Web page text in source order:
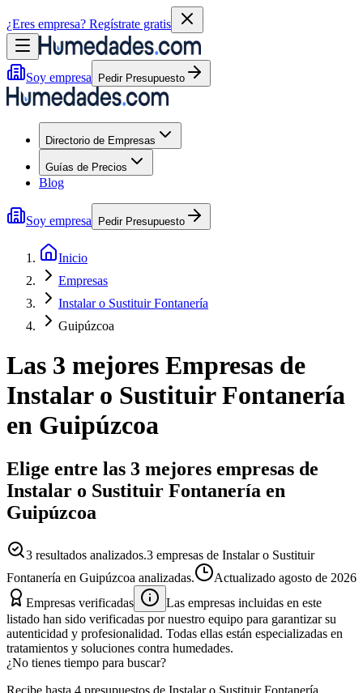
¿Eres empresa? Regístrate gratis
Soy empresa Pedir Presupuesto
Directorio de Empresas
Guías de Precios
Blog
Soy empresa Pedir Presupuesto
Inicio
Empresas
Instalar o Sustituir Fontanería
Guipúzcoa
Las 3 mejores Empresas de
Instalar o Sustituir Fontanería
en Guipúzcoa
Elige entre las 3 mejores empresas de
Instalar o Sustituir Fontanería en
Guipúzcoa
3 resultados analizados.3 empresas de Instalar o Sustituir
Fontanería en Guipúzcoa analizadas.
Actualizado agosto de 2026
Empresas verificadas
Las empresas incluidas en este
listado han sido verificadas por nuestro equipo para garantizar su
autenticidad y profesionalidad. Todas ellas están especializadas en
tratamientos y soluciones contra humedades.
¿No tienes tiempo para buscar?
Recibe hasta 4 presupuestos de Instalar o Sustituir Fontanería